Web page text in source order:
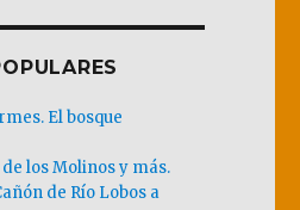
El bosque
de los Molinos y más.
de Río Lobos a